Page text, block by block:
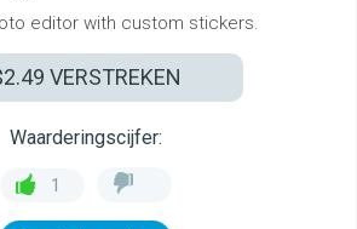
editor with custom stickers.
VERSTREKEN
Waarderingscijfer:
1